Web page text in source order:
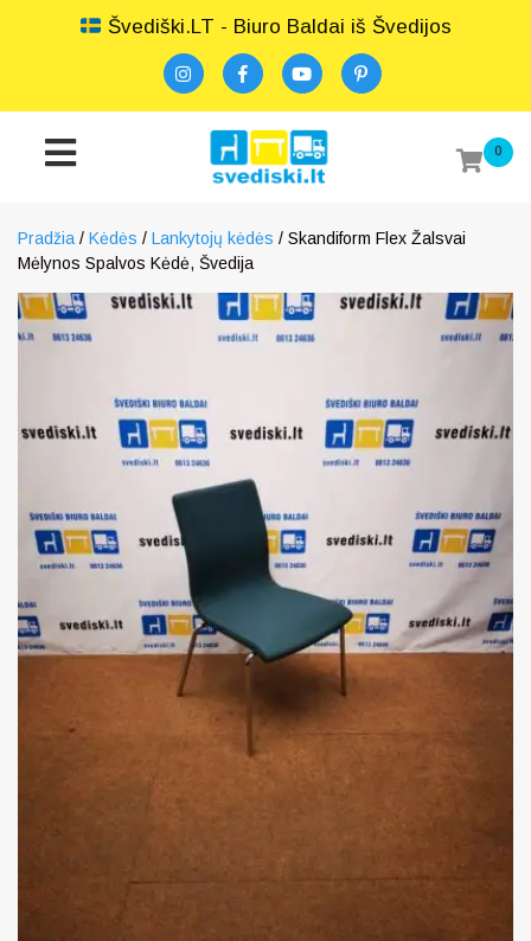
Švediški.LT - Biuro Baldai iš Švedijos
0
Pradžia / Kėdės / Lankytojų kėdės / Skandiform Flex Žalsvai
Mėlynos Spalvos Kėdė, Švedija